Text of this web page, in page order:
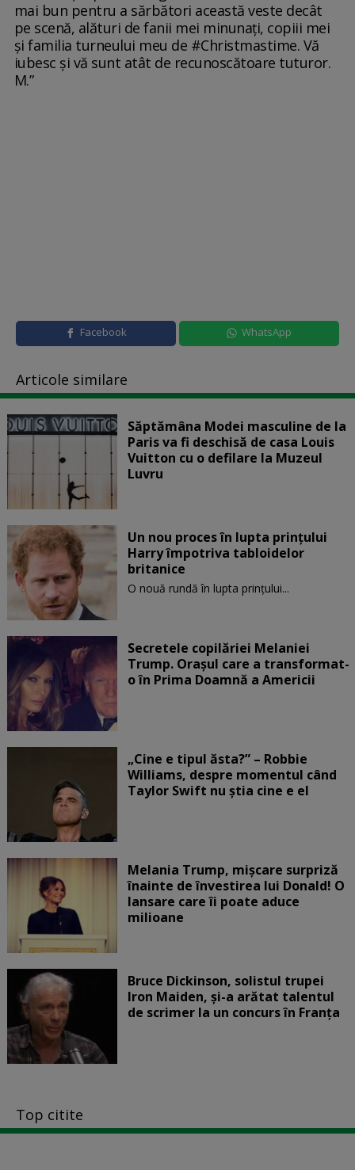
mai bun pentru a sărbători această veste decât
pe scenă, alături de fanii mei minunați, copiii mei
și familia turneului meu de #Christmastime. Vă
iubesc și vă sunt atât de recunoscătoare tuturor.
M.”
Facebook WhatsApp
Articole similare
Săptămâna Modei masculine de la
Paris va fi deschisă de casa Louis
Vuitton cu o defilare la Muzeul
Luvru
Un nou proces în lupta prinţului
Harry împotriva tabloidelor
britanice
O nouă rundă în lupta prinţului...
Secretele copilăriei Melaniei
Trump. Orașul care a transformat-
o în Prima Doamnă a Americii
„Cine e tipul ăsta?” – Robbie
Williams, despre momentul când
Taylor Swift nu știa cine e el
Melania Trump, mișcare surpriză
înainte de învestirea lui Donald! O
lansare care îi poate aduce
milioane
Bruce Dickinson, solistul trupei
Iron Maiden, şi-a arătat talentul
de scrimer la un concurs în Franţa
Top citite